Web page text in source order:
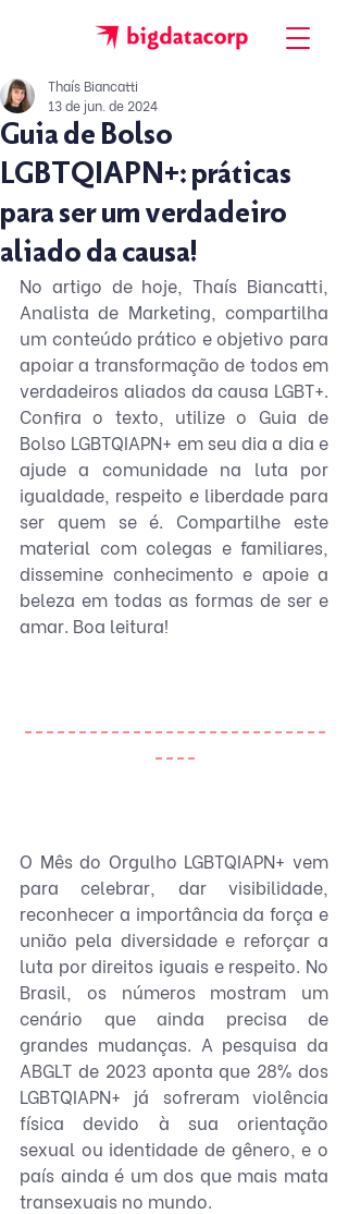
Guia de Bolso
LGBTQIAPN+: práticas
para ser um verdadeiro
aliado da causa!
Thaís Biancatti
13 de jun. de 2024
No artigo de hoje, Thaís Biancatti,
Analista de Marketing, compartilha
um conteúdo prático e objetivo para
apoiar a transformação de todos em
verdadeiros aliados da causa LGBT+.
Confira o texto, utilize o Guia de
Bolso LGBTQIAPN+ em seu dia a dia e
ajude a comunidade na luta por
igualdade, respeito e liberdade para
ser quem se é. Compartilhe este
material com colegas e familiares,
dissemine conhecimento e apoie a
beleza em todas as formas de ser e
amar. Boa leitura!
----------------------------
----
O Mês do Orgulho LGBTQIAPN+ vem
para celebrar, dar visibilidade,
reconhecer a importância da força e
união pela diversidade e reforçar a
luta por direitos iguais e respeito. No
Brasil, os números mostram um
cenário que ainda precisa de
grandes mudanças. A pesquisa da
ABGLT de 2023 aponta que 28% dos
LGBTQIAPN+ já sofreram violência
física devido à sua orientação
sexual ou identidade de gênero, e o
país ainda é um dos que mais mata
transexuais no mundo.